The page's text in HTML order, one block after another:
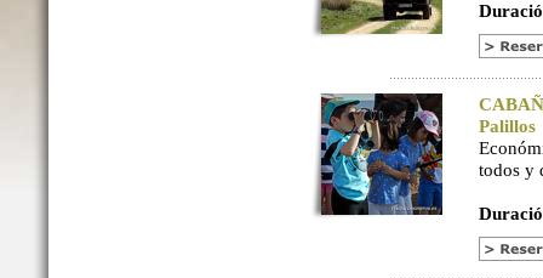
Palillos
todos y